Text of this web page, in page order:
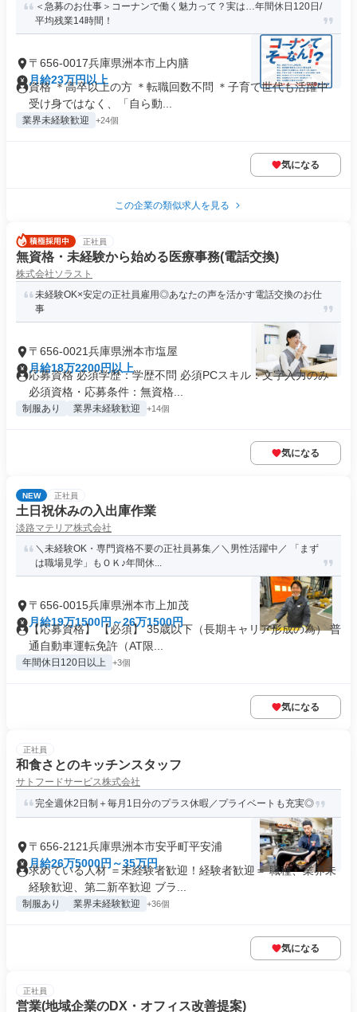
＜急募のお仕事＞コーナンで働く魅力って？実は…年間休日120日/
平均残業14時間！
〒656-0017兵庫県洲本市上内膳
月給23万円以上
資格 ＊高卒以上の方 ＊転職回数不問 ＊子育て世代も活躍中
受け身ではなく、「自ら動...
業界未経験歓迎 +24個
気になる
この企業の類似求人を見る
正社員
無資格・未経験から始める医療事務(電話交換)
株式会社ソラスト
未経験OK×安定の正社員雇用◎あなたの声を活かす電話交換のお仕
事
〒656-0021兵庫県洲本市塩屋
月給18万2200円以上
応募資格 必須学歴：学歴不問 必須PCスキル：文字入力のみ
必須資格・応募条件：無資格...
制服あり 業界未経験歓迎 +14個
気になる
NEW 正社員
土日祝休みの入出庫作業
淡路マテリア株式会社
＼未経験OK・専門資格不要の正社員募集／＼男性活躍中／ 「まず
は職場見学」もＯＫ♪年間休...
〒656-0015兵庫県洲本市上加茂
月給19万1500円～26万1500円
【応募資格】 【必須】 35歳以下（長期キャリア形成の為） 普
通自動車運転免許（AT限...
年間休日120日以上 +3個
気になる
正社員
和食さとのキッチンスタッフ
サトフードサービス株式会社
完全週休2日制＋毎月1日分のプラス休暇／プライベートも充実◎
〒656-2121兵庫県洲本市安乎町平安浦
月給26万5000円～35万円
求めている人材 ＝未経験者歓迎！経験者歓迎＝ 職種、業界未
経験歓迎、第二新卒歓迎 ブラ...
制服あり 業界未経験歓迎 +36個
気になる
正社員
営業(地域企業のDX・オフィス改善提案)